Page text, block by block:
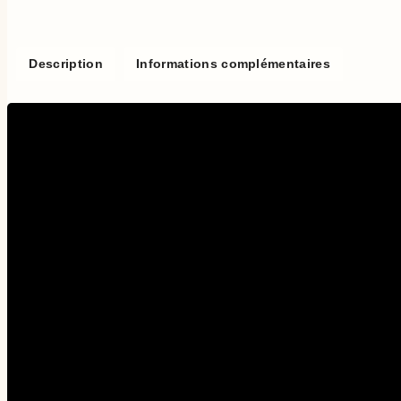
Description Informations complémentaires